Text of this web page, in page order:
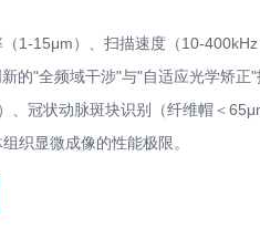
1-15μm）、扫描速度（10-
的"全频域干涉"与"自适应光学矫
、冠状动脉斑块识别（纤维帽＜
织显微成像的性能极限。